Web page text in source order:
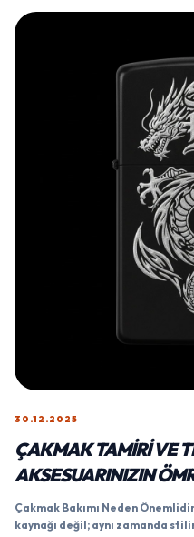
30.12.2025
ÇAKMAK TAMIRI VE
AKSESUARINIZIN
Çakmak Bakımı Neden
kaynağı değil; aynı zamanda